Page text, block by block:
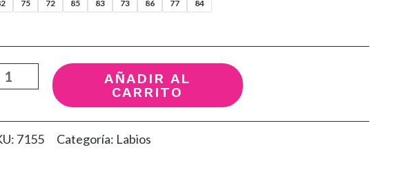
75 72 85 83 73 86 77 84
AÑADIR AL
CARRITO
7155 Categoría: Labios